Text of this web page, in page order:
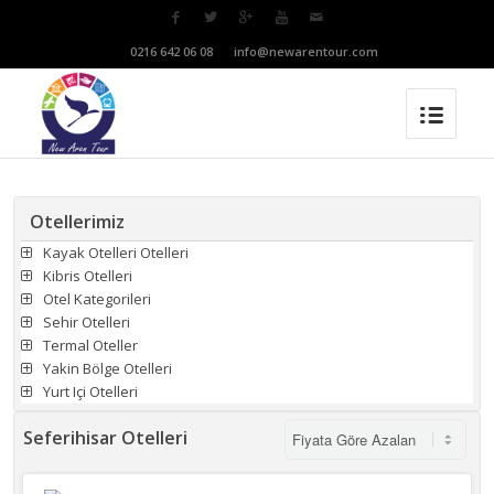
0216 642 06 08 info@newarentour.com
Otellerimiz
Kayak Otelleri Otelleri
Kibris Otelleri
Otel Kategorileri
Sehir Otelleri
Termal Oteller
Yakin Bölge Otelleri
Yurt Içi Otelleri
Seferihisar Otelleri